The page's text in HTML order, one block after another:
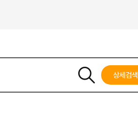
상세검색